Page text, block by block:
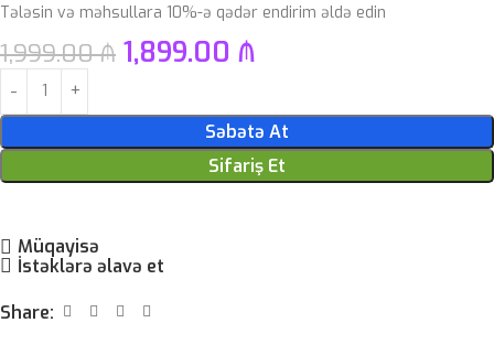
Tələsin və məhsullara 10%-ə qədər endirim əldə edin
1,999.00₼ 1,899.00 ₼
Səbətə At
Sifariş Et
Müqayisə
İstəklərə əlavə et
Share: